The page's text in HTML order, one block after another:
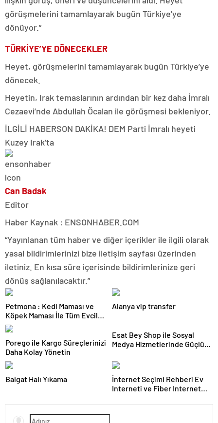
görüşmelerini tamamlayarak bugün Türkiye’ye
dönüyor.”
TÜRKİYE’YE DÖNECEKLER
Heyet, görüşmelerini tamamlayarak bugün Türkiye’ye
dönecek.
Heyetin, Irak temaslarının ardından bir kez daha İmralı
Cezaevi’nde Abdullah Öcalan ile görüşmesi bekleniyor.
İLGİLİ HABERSON DAKİKA! DEM Parti İmralı heyeti
Kuzey Irak’ta
Can Badak
Editor
Haber Kaynak : ENSONHABER.COM
“Yayınlanan tüm haber ve diğer içerikler ile ilgili olarak
yasal bildirimlerinizi bize iletişim sayfası üzerinden
iletiniz. En kısa süre içerisinde bildirimlerinize geri
dönüş sağlanılacaktır.”
Petmona : Kedi Maması ve
Köpek Maması İle Tüm Evcil
Hayvan Ürünleri
Alanya vip transfer
Porego ile Kargo Süreçlerinizi
Daha Kolay Yönetin
Esat Bey Shop ile Sosyal
Medya Hizmetlerinde Güçlü
Balgat Halı Yıkama
İnternet Seçimi Rehberi Ev
Interneti ve Fiber Internet